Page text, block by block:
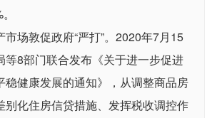
场敦促政府“严打”。2020年7月15
等8部门联合发布《关于进一步促进
稳健康发展的通知》，从调整商品房
别化住房信贷措施、发挥税收调控作